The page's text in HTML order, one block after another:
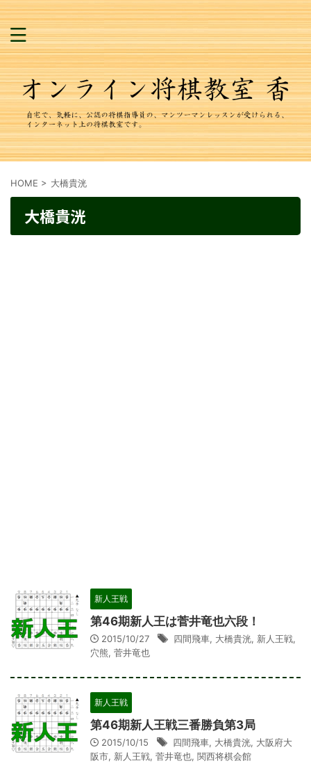
HOME > 大橋貴洸
大橋貴洸
新人王戦
第46期新人王は菅井竜也六段！
2015/10/27 四間飛車, 大橋貴洸, 新人王戦,
穴熊, 菅井竜也
新人王戦
第46期新人王戦三番勝負第3局
2015/10/15 四間飛車, 大橋貴洸, 大阪府大
阪市, 新人王戦, 菅井竜也, 関西将棋会館